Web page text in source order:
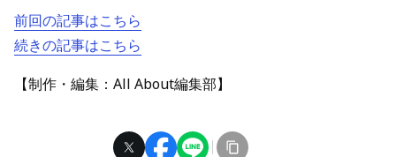
前回の記事はこちら
続きの記事はこちら
【制作・編集：All About編集部】